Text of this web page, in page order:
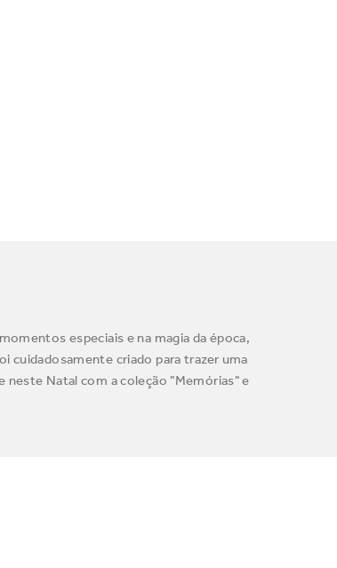
especiais e na magia da época,
cuidadosamente criado para trazer uma
Natal com a coleção "Memórias" e